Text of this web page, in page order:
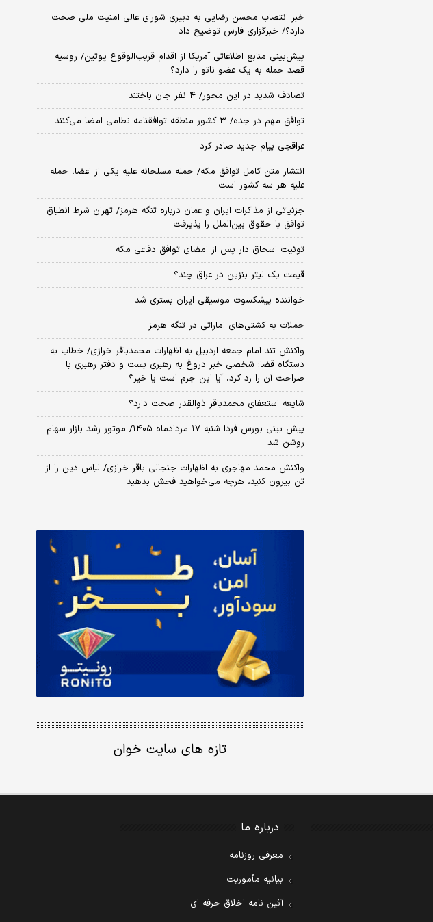
خبر انتصاب محسن رضایی به دبیری شورای عالی امنیت ملی صحت
دارد؟/ خبرگزاری فارس توضیح داد
پیش‌بینی منابع اطلاعاتی آمریکا از اقدام قریب‌الوقوع پوتین/ روسیه
قصد حمله به یک عضو ناتو را دارد؟
تصادف شدید در این محور/ ۴ نفر جان باختند
توافق مهم در جده/ ۳ کشور منطقه توافقنامه نظامی امضا می‌کنند
عراقچی پیام جدید صادر کرد
انتشار متن کامل توافق مکه/ حمله مسلحانه علیه یکی از اعضا، حمله
علیه هر سه کشور است
جزئیاتی از مذاکرات ایران و عمان درباره تنگه هرمز/ تهران شرط انطباق
توافق با حقوق بین‌الملل را پذیرفت
توئیت اسحاق دار پس از امضای توافق دفاعی مکه
قیمت یک لیتر بنزین در عراق چند؟
خواننده پیشکسوت موسیقی ایران بستری شد
حملات به کشتی‌های اماراتی در تنگه هرمز
واکنش تند امام جمعه اردبیل به اظهارات محمدباقر خرازی/ خطاب به
دستگاه قضا: شخصی خبر دروغ به رهبری بست و دفتر رهبری با
صراحت آن را رد کرد، آیا این جرم است یا خیر؟
شایعه استعفای محمدباقر ذوالقدر صحت دارد؟
پیش بینی بورس فردا شنبه ۱۷ مردادماه ۱۴۰۵/ موتور رشد بازار سهام
روشن شد
واکنش محمد مهاجری به اظهارات جنجالی باقر خرازی/ لباس دین را از
تن بیرون کنید، هرچه می‌خواهید فحش بدهید
تازه های سایت خوان
درباره ما
معرفی روزنامه
بیانیه مأموریت
آئین نامه اخلاق حرفه ای